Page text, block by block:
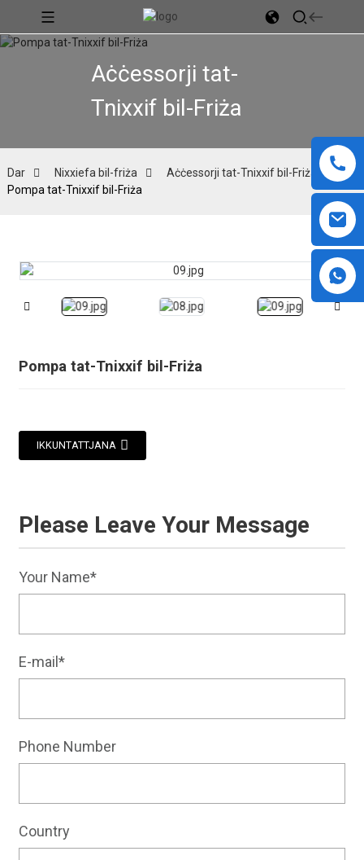
Aċċessorji tat-
Tnixxif bil-Friża
Dar Nixxiefa bil-friża
Aċċessorji tat-Tnixxif bil-Friża
Pompa tat-Tnixxif bil-Friża
Pompa tat-Tnixxif bil-Friża
IKKUNTATTJANA
Please Leave Your Message
Your Name*
E-mail*
Phone Number
Country